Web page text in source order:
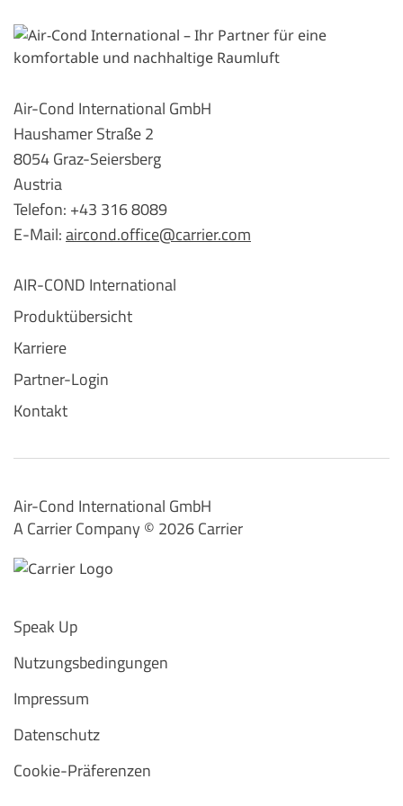
Air-Cond International GmbH
Haushamer Straße 2
8054 Graz-Seiersberg
Austria
Telefon: +43 316 8089
E-Mail:aircond.office@carrier.com
AIR-COND International
Produktübersicht
Karriere
Partner-Login
Kontakt
Air-Cond International GmbH
A Carrier Company ©️ 2026Carrier
Speak Up
Nutzungsbedingungen
Impressum
Datenschutz
Cookie-Präferenzen